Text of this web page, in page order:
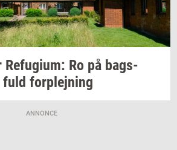
Re­fu­gi­um: Ro på bags­
fuld for­plej­ning
ANNONCE